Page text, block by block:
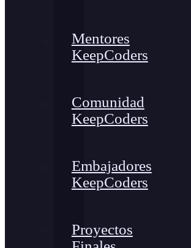
Mentores
KeepCoders
Comunidad
KeepCoders
Embajadores
KeepCoders
Proyectos